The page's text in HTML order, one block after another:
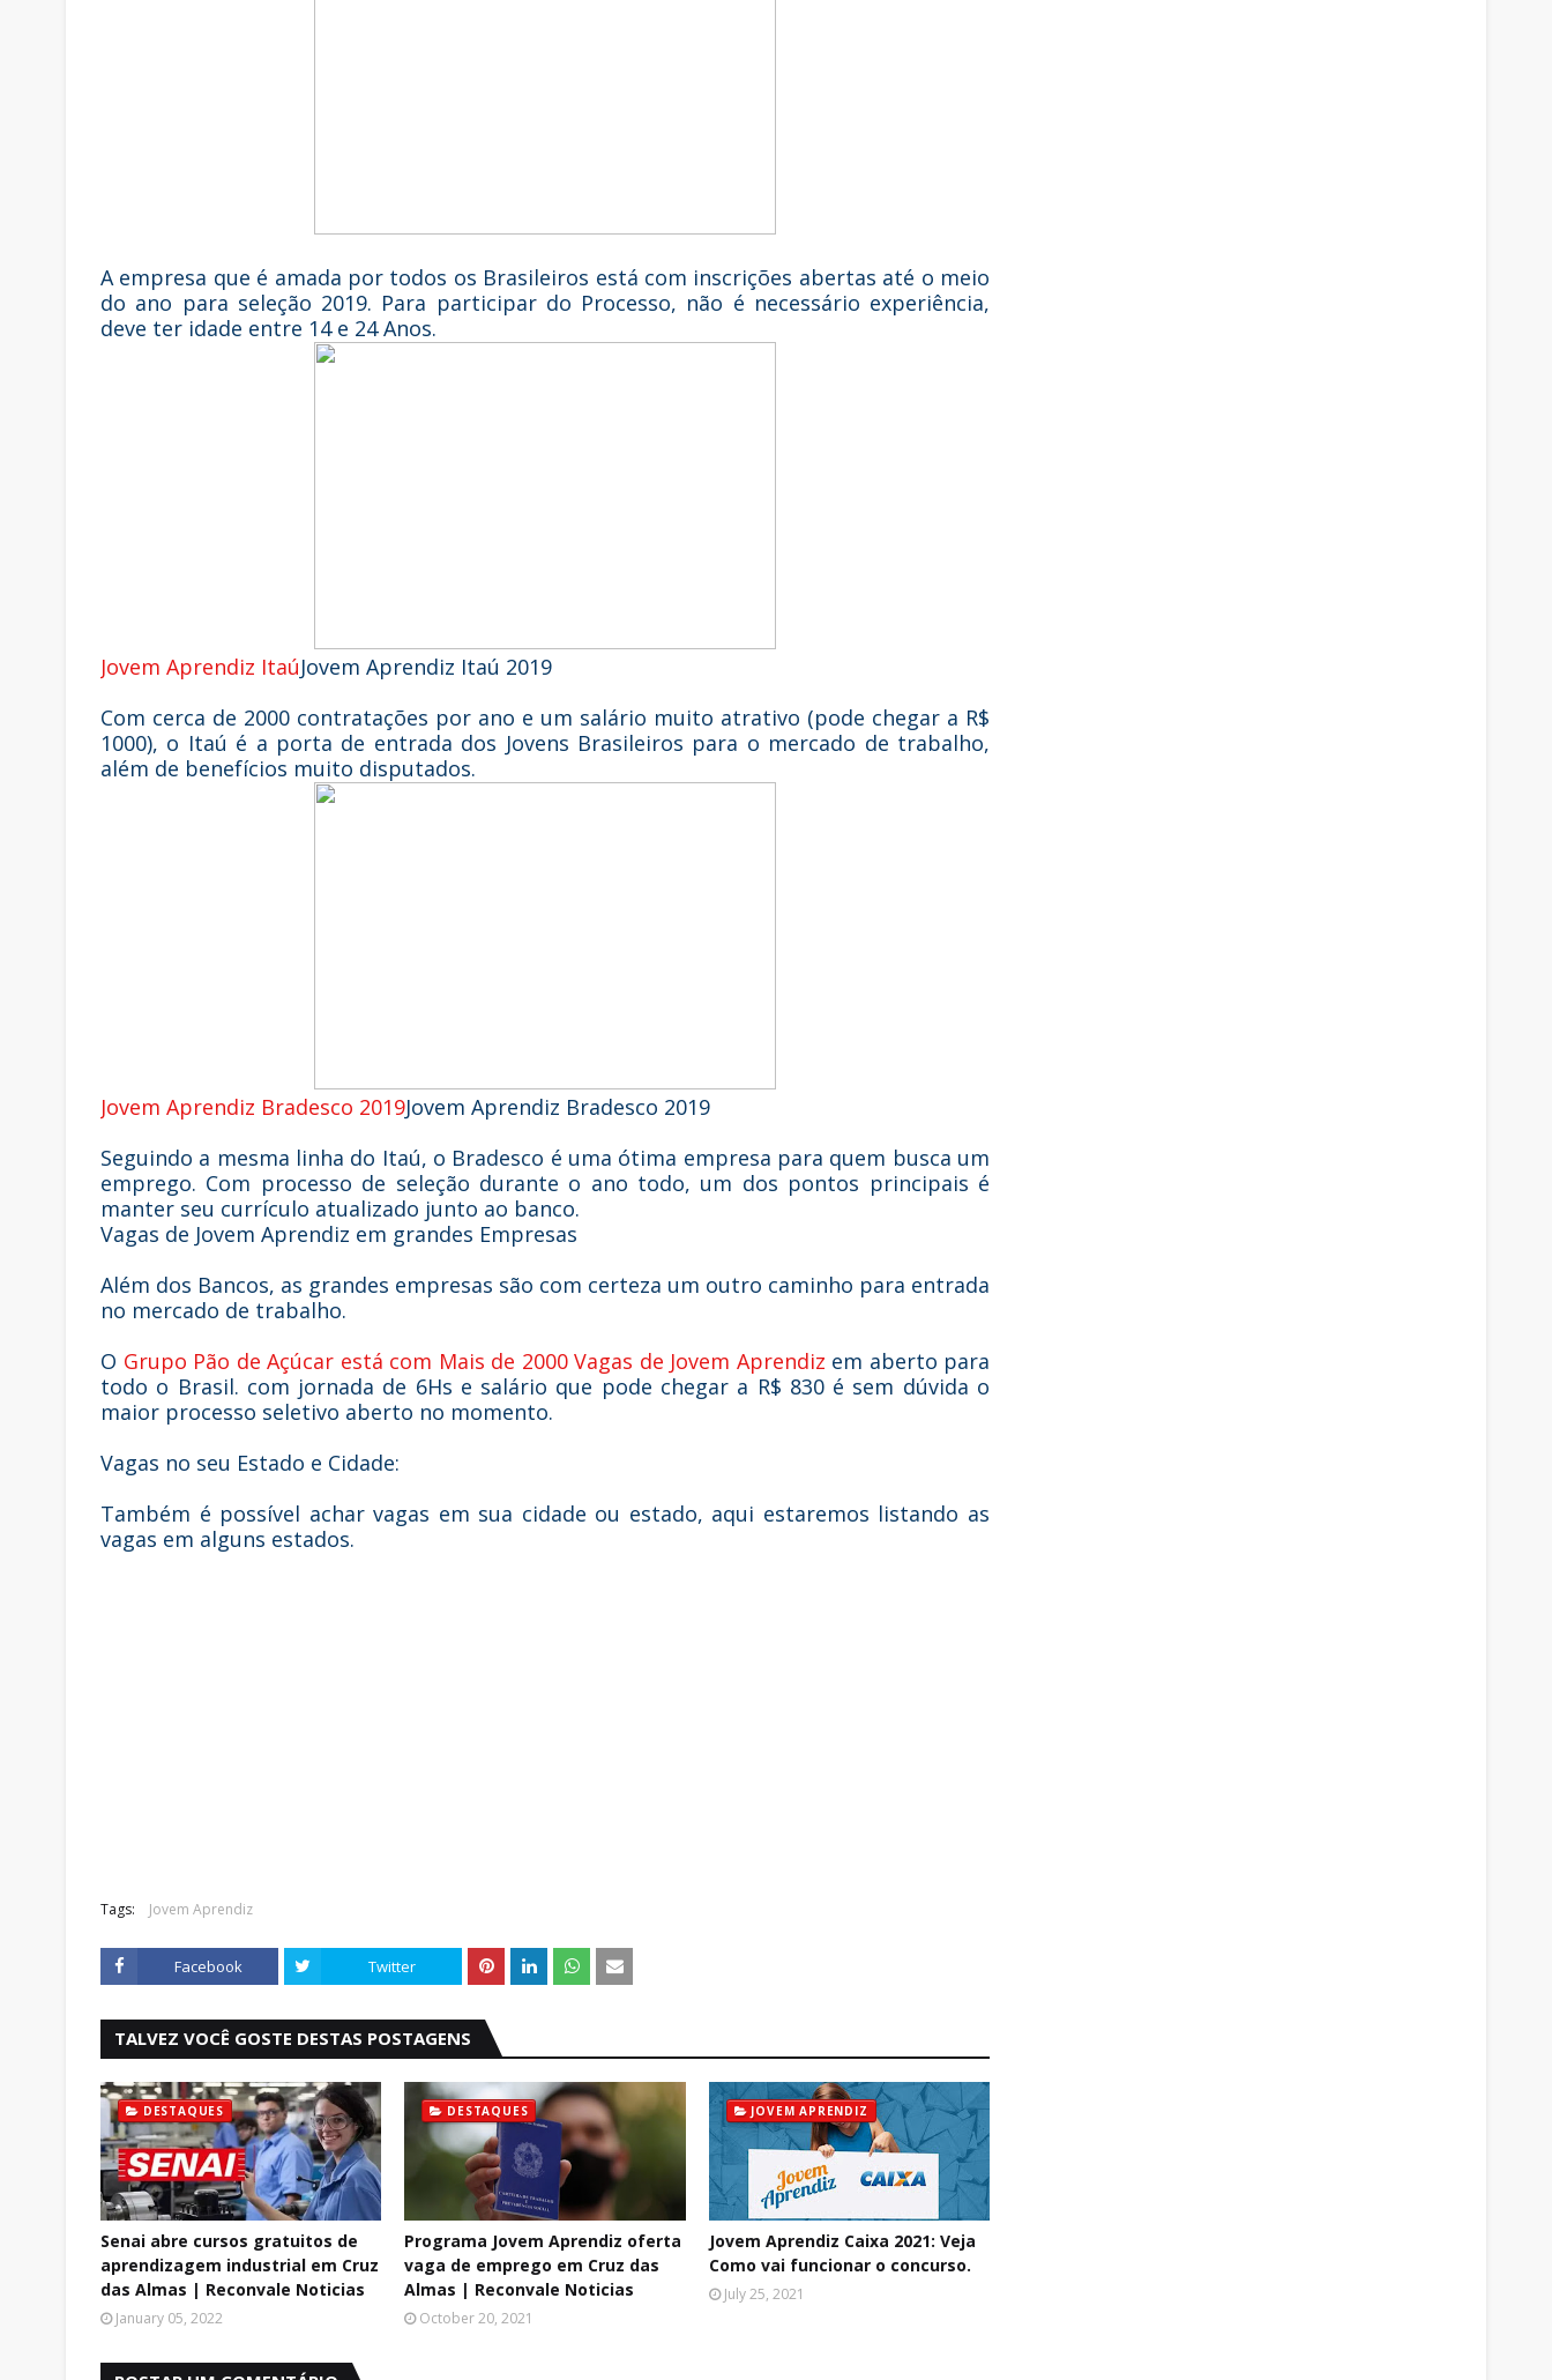
A empresa que é amada por todos os Brasileiros está com inscrições abertas até o meio
do ano para seleção 2019. Para participar do Processo, não é necessário experiência,
deve ter idade entre 14 e 24 Anos.
Jovem Aprendiz ItaúJovem Aprendiz Itaú 2019
Com cerca de 2000 contratações por ano e um salário muito atrativo (pode chegar a R$
1000), o Itaú é a porta de entrada dos Jovens Brasileiros para o mercado de trabalho,
além de benefícios muito disputados.
Jovem Aprendiz Bradesco 2019Jovem Aprendiz Bradesco 2019
Seguindo a mesma linha do Itaú, o Bradesco é uma ótima empresa para quem busca um
emprego. Com processo de seleção durante o ano todo, um dos pontos principais é
manter seu currículo atualizado junto ao banco.
Vagas de Jovem Aprendiz em grandes Empresas
Além dos Bancos, as grandes empresas são com certeza um outro caminho para entrada
no mercado de trabalho.
O Grupo Pão de Açúcar está com Mais de 2000 Vagas de Jovem Aprendiz em aberto para
todo o Brasil. com jornada de 6Hs e salário que pode chegar a R$ 830 é sem dúvida o
maior processo seletivo aberto no momento.
Vagas no seu Estado e Cidade:
Também é possível achar vagas em sua cidade ou estado, aqui estaremos listando as
vagas em alguns estados.
Tags: Jovem Aprendiz
Facebook Twitter
TALVEZ VOCÊ GOSTE DESTAS POSTAGENS
DESTAQUES
Senai abre cursos gratuitos de
aprendizagem industrial em Cruz
das Almas | Reconvale Noticias
January 05, 2022
DESTAQUES
Programa Jovem Aprendiz oferta
vaga de emprego em Cruz das
Almas | Reconvale Noticias
October 20, 2021
JOVEM APRENDIZ
Jovem Aprendiz Caixa 2021: Veja
Como vai funcionar o concurso.
July 25, 2021